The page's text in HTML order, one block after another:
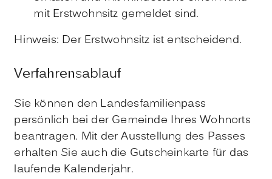
mit Erstwohnsitz gemeldet sind.
Hinweis: Der Erstwohnsitz ist entscheidend.
Verfahrensablauf
Sie können den Landesfamilienpass
persönlich bei der Gemeinde Ihres Wohnorts
beantragen. Mit der Ausstellung des Passes
erhalten Sie auch die Gutscheinkarte für das
laufende Kalenderjahr.